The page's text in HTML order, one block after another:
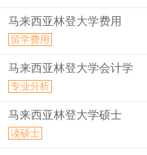
马来西亚林登大学费用
留学费用
马来西亚林登大学会计学
专业分析
马来西亚林登大学硕士
读硕士